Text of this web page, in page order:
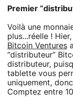
Premier
Voilà une
plus...réelle !
Bitcoin Ventures
“distributeur”
distributeur,
tablette vous
uniquement,
Comptez entre